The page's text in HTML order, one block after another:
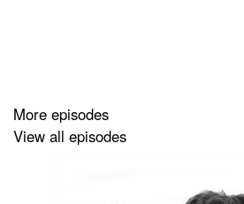
EnergyNet Explained:
Distribution (Arxiv)
More episodes
View all episodes